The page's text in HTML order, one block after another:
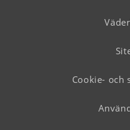
Cookie- och